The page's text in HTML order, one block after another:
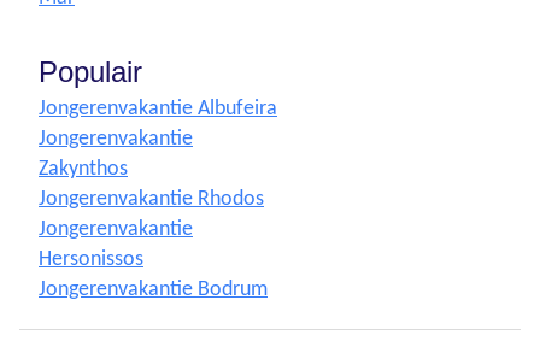
Populair
Jongerenvakantie Albufeira
Jongerenvakantie
Zakynthos
Jongerenvakantie Rhodos
Jongerenvakantie
Hersonissos
Jongerenvakantie Bodrum